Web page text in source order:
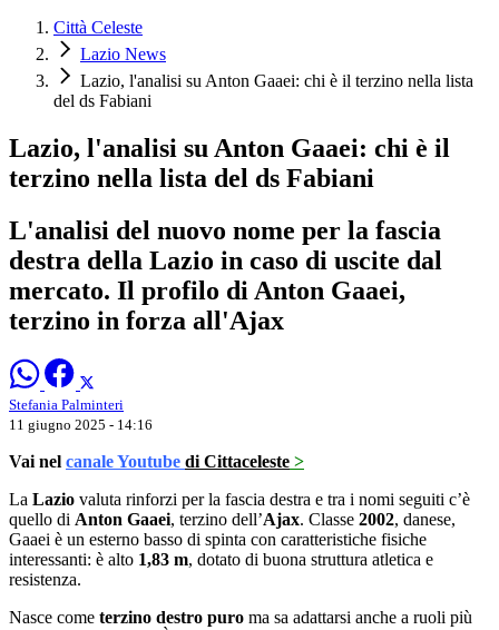
Città Celeste
Lazio News
Lazio, l'analisi su Anton Gaaei: chi è il terzino nella lista
del ds Fabiani
Lazio, l'analisi su Anton Gaaei: chi è il
terzino nella lista del ds Fabiani
L'analisi del nuovo nome per la fascia
destra della Lazio in caso di uscite dal
mercato. Il profilo di Anton Gaaei,
terzino in forza all'Ajax
Stefania Palminteri
11 giugno 2025 - 14:16
Vai nel canale Youtube di Cittaceleste >
La Lazio valuta rinforzi per la fascia destra e tra i nomi seguiti c’è
quello di Anton Gaaei, terzino dell’Ajax. Classe 2002, danese,
Gaaei è un esterno basso di spinta con caratteristiche fisiche
interessanti: è alto 1,83 m, dotato di buona struttura atletica e
resistenza.
Nasce come terzino destro puro ma sa adattarsi anche a ruoli più